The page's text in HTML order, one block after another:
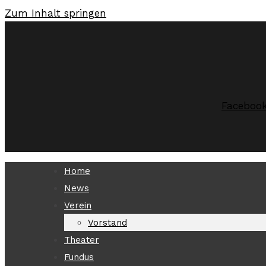
Zum Inhalt springen
Home
News
Verein
Vorstand
Theater
Fundus